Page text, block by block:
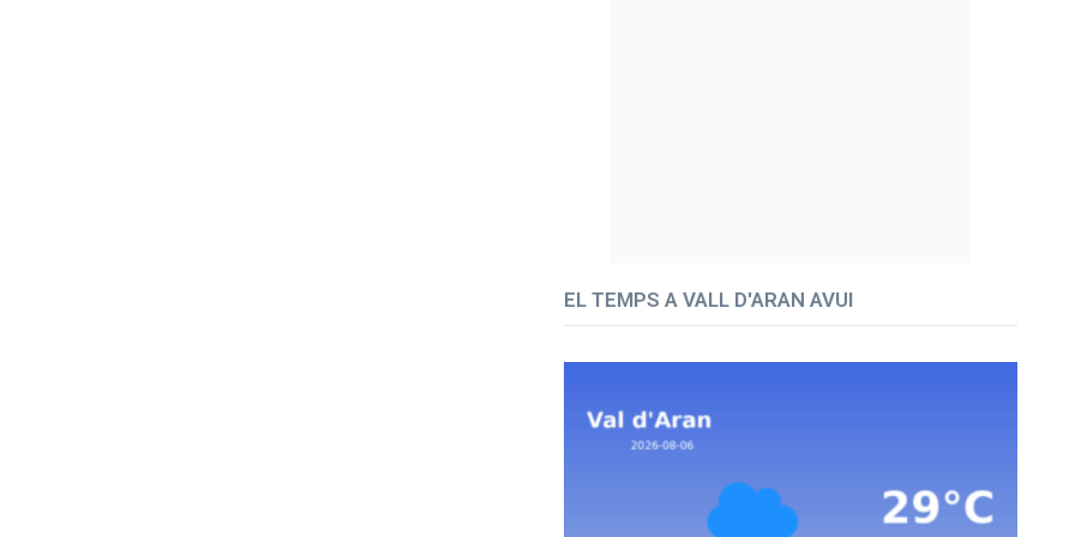
EL TEMPS A VALL D'ARAN AVUI